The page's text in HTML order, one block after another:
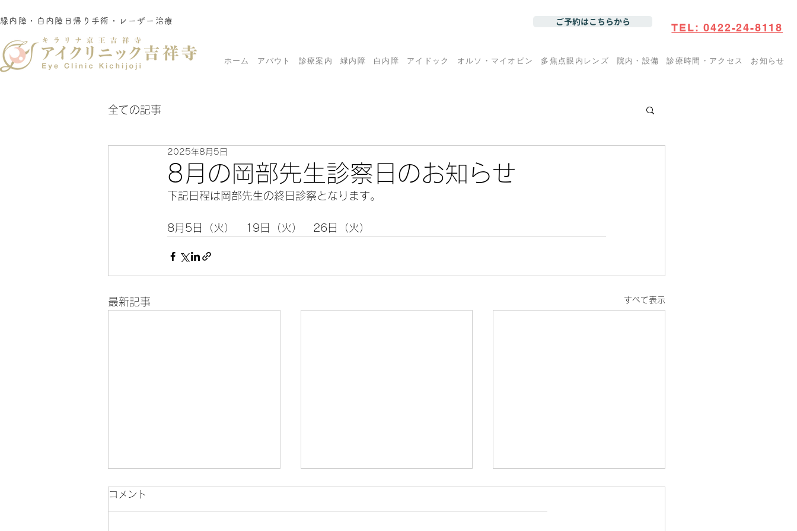
緑内障・白内障日帰り手術・レーザー治療 ご予約はこちらから TEL: 0422-24-8118
ホーム アバウト 診療案内 緑内障 白内障 アイドック オルソ・マイオピン 多焦点眼内レンズ 院内・設備 診療時間・アクセス お知らせ
全ての記事
8月の岡部先生診察日のお知らせ
2025年8月5日
下記日程は岡部先生の終日 診察となります。
8月5日（火）　19日（火）　26日（火）
最新記事 すべて表示
コメント